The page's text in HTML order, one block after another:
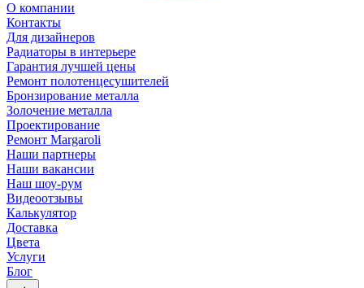
О компании
Контакты
Для дизайнеров
Радиаторы в интерьере
Гарантия лучшей цены
Ремонт полотенцесушителей
Бронзирование металла
Золочение металла
Проектирование
Ремонт Margaroli
Наши партнеры
Наши вакансии
Наш шоу-рум
Видеоотзывы
Калькулятор
Доставка
Цвета
Услуги
Блог